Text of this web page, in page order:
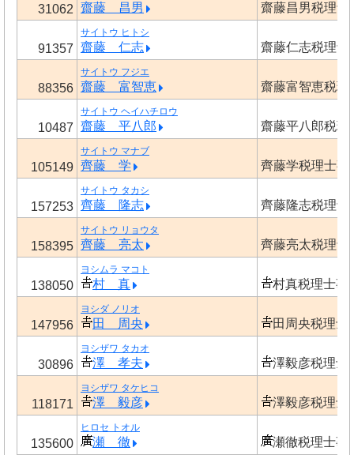
31062 齋藤 昌男 齋藤昌男税理士
91357
サイトウ ヒトシ
齋藤 仁志 齋藤仁志税理士
88356
サイトウ フジエ
齋藤 富智恵 齋藤富智恵税理
10487
サイトウ ヘイハチロウ
齋藤 平八郎 齋藤平八郎税理
105149
サイトウ マナブ
齊藤 学 齊藤学税理士事
157253
サイトウ タカシ
齊藤 隆志 齊藤隆志税理士
158395
サイトウ リョウタ
齊藤 亮太 齊藤亮太税理士
138050
ヨシムラ マコト
村 真 村真税理士事
147956
ヨシダ ノリオ
田 周央 田周央税理士
30896
ヨシザワ タカオ
澤 孝夫 澤毅彦税理士
118171
ヨシザワ タケヒコ
澤 毅彦 澤毅彦税理士
135600
ヒロセ トオル
瀬 徹 瀬徹税理士事